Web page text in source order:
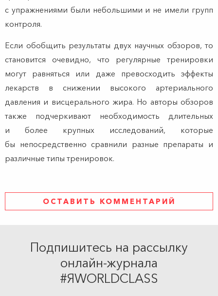
с упражнениями были небольшими и не имели групп
контроля.
Если обобщить результаты двух научных обзоров, то
становится очевидно, что регулярные тренировки
могут равняться или даже превосходить эффекты
лекарств в снижении высокого артериального
давления и висцерального жира. Но авторы обзоров
также подчеркивают необходимость длительных
и более крупных исследований, которые
бы непосредственно сравнили разные препараты и
различные типы тренировок.
ОСТАВИТЬ КОММЕНТАРИЙ
Подпишитесь на рассылку
онлайн-журнала
#ЯWORLDCLASS